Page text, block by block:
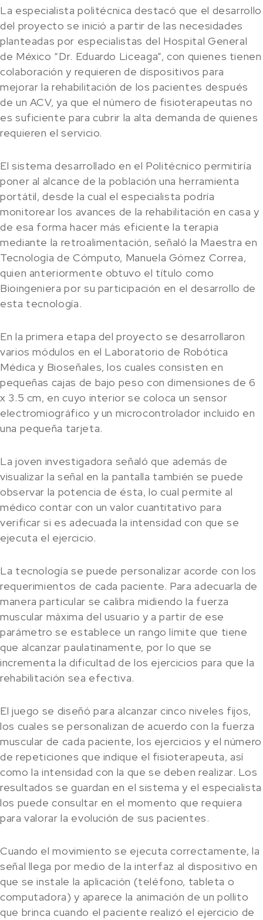
La especialista politécnica destacó que el desarrollo
del proyecto se inició a partir de las necesidades
planteadas por especialistas del Hospital General
de México “Dr. Eduardo Liceaga”, con quienes tienen
colaboración y requieren de dispositivos para
mejorar la rehabilitación de los pacientes después
de un ACV, ya que el número de fisioterapeutas no
es suficiente para cubrir la alta demanda de quienes
requieren el servicio.
El sistema desarrollado en el Politécnico permitiría
poner al alcance de la población una herramienta
portátil, desde la cual el especialista podría
monitorear los avances de la rehabilitación en casa y
de esa forma hacer más eficiente la terapia
mediante la retroalimentación, señaló la Maestra en
Tecnología de Cómputo, Manuela Gómez Correa,
quien anteriormente obtuvo el título como
Bioingeniera por su participación en el desarrollo de
esta tecnología.
En la primera etapa del proyecto se desarrollaron
varios módulos en el Laboratorio de Robótica
Médica y Bioseñales, los cuales consisten en
pequeñas cajas de bajo peso con dimensiones de 6
x 3.5 cm, en cuyo interior se coloca un sensor
electromiográfico y un microcontrolador incluido en
una pequeña tarjeta.
La joven investigadora señaló que además de
visualizar la señal en la pantalla también se puede
observar la potencia de ésta, lo cual permite al
médico contar con un valor cuantitativo para
verificar si es adecuada la intensidad con que se
ejecuta el ejercicio.
La tecnología se puede personalizar acorde con los
requerimientos de cada paciente. Para adecuarla de
manera particular se calibra midiendo la fuerza
muscular máxima del usuario y a partir de ese
parámetro se establece un rango límite que tiene
que alcanzar paulatinamente, por lo que se
incrementa la dificultad de los ejercicios para que la
rehabilitación sea efectiva.
El juego se diseñó para alcanzar cinco niveles fijos,
los cuales se personalizan de acuerdo con la fuerza
muscular de cada paciente, los ejercicios y el número
de repeticiones que indique el fisioterapeuta, así
como la intensidad con la que se deben realizar. Los
resultados se guardan en el sistema y el especialista
los puede consultar en el momento que requiera
para valorar la evolución de sus pacientes.
Cuando el movimiento se ejecuta correctamente, la
señal llega por medio de la interfaz al dispositivo en
que se instale la aplicación (teléfono, tableta o
computadora) y aparece la animación de un pollito
que brinca cuando el paciente realizó el ejercicio de